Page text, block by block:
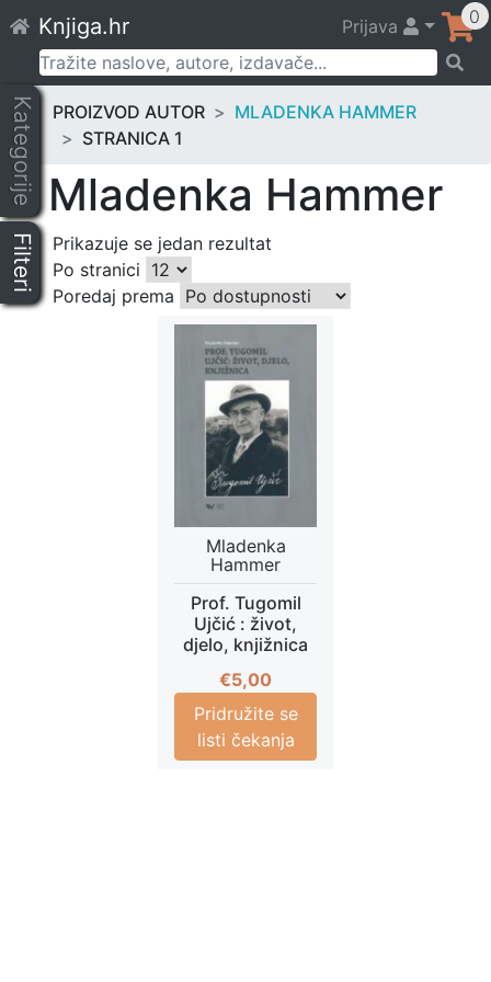
to
content
Knjiga.hr Prijava 0
Pretraži:
Kategorije
Filteri
PROIZVOD AUTOR
MLADENKA HAMMER
STRANICA 1
Mladenka Hammer
Prikazuje se jedan rezultat
Po stranici
Poredaj prema
Mladenka
Hammer
Prof. Tugomil
Ujčić : život,
djelo, knjižnica
€5,00
Pridružite se
listi čekanja